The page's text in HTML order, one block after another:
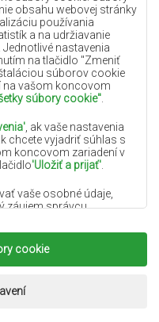
obsahu webovej stránky
používania
a na udržiavanie
nastavenia
na tlačidlo "Zmeniť
súborov cookie
na vašom koncovom
súbory cookie"
, ak vaše nastavenia
chcete vyjadriť súhlas s
koncovom zariadení v
'Uložiť a prijať'
vaše osobné údaje,
záujem správcu
služieb na našej
správcu osobných
a spracovaní osobných
cookieVšetky práva